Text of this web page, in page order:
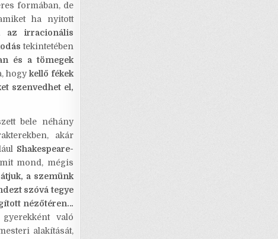
formában, de
ha nyitott
az irracionális
tekintetében
és a tömegek
hogykellő fékek
szenvedhet el,
bele néhány
akár
Shakespeare-
mond, mégis
a szemünk
szóvá tegye
nézőtéren…
való
alakítását,